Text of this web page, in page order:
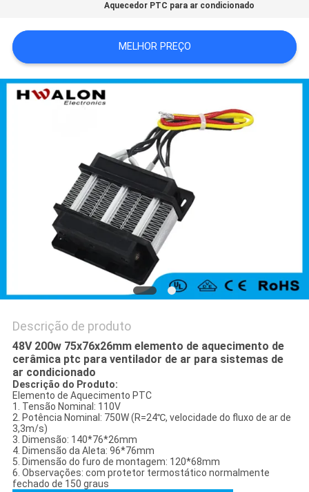
DO
SITE
POLÍTICA
PRIVACIDADE
Aquecedor PTC para ar condicionado
MELHOR PREÇO
Descrição de produto
48V 200w 75x76x26mm elemento de aquecimento de
cerâmica ptc para ventilador de ar para sistemas de
ar condicionado
Descrição do Produto:
Elemento de Aquecimento PTC
1. Tensão Nominal: 110V
2. Potência Nominal: 750W (R=24℃, velocidade do fluxo de ar de
3,3m/s)
3. Dimensão: 140*76*26mm
4. Dimensão da Aleta: 96*76mm
5. Dimensão do furo de montagem: 120*68mm
6. Observações: com protetor termostático normalmente
fechado de 150 graus